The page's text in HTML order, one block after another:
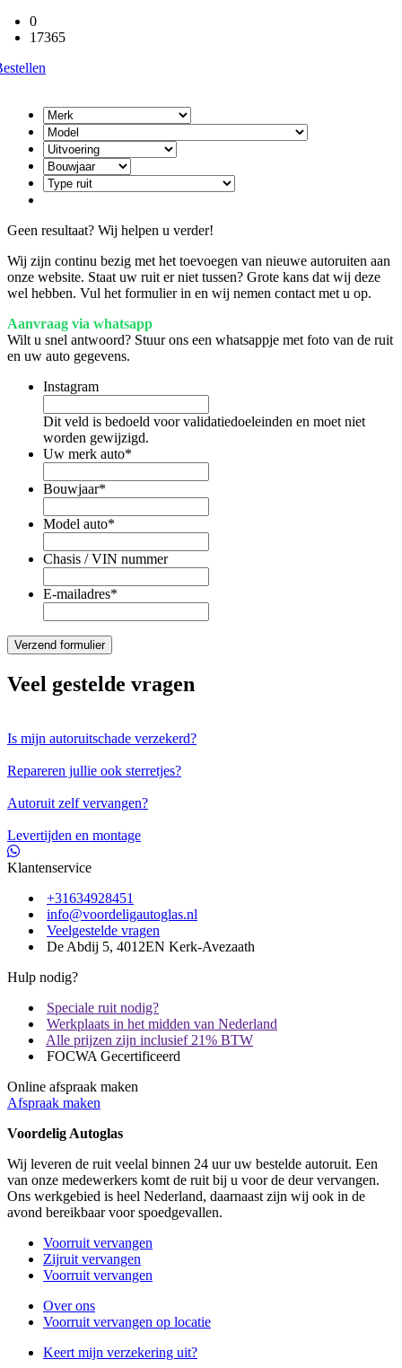
0
17365
Geen resultaat? Wij helpen u verder!
Wij zijn continu bezig met het toevoegen van nieuwe autoruiten aan
onze website. Staat uw ruit er niet tussen? Grote kans dat wij deze
wel hebben. Vul het formulier in en wij nemen contact met u op.
Aanvraag via whatsapp
Wilt u snel antwoord? Stuur ons een whatsappje met foto van de ruit
en uw auto gegevens.
Instagram
Dit veld is bedoeld voor validatiedoeleinden en moet niet
worden gewijzigd.
Uw merk auto*
Bouwjaar*
Model auto*
Chasis / VIN nummer
E-mailadres*
Veel gestelde vragen
Is mijn autoruitschade verzekerd?
Repareren jullie ook sterretjes?
Autoruit zelf vervangen?
Levertijden en montage
Klantenservice
+31634928451
info@voordeligautoglas.nl
Veelgestelde vragen
De Abdij 5, 4012EN Kerk-Avezaath
Hulp nodig?
Speciale ruit nodig?
Werkplaats in het midden van Nederland
Alle prijzen zijn inclusief 21% BTW
FOCWA Gecertificeerd
Online afspraak maken
Afspraak maken
Voordelig Autoglas
Wij leveren de ruit veelal binnen 24 uur uw bestelde autoruit. Een
van onze medewerkers komt de ruit bij u voor de deur vervangen.
Ons werkgebied is heel Nederland, daarnaast zijn wij ook in de
avond bereikbaar voor spoedgevallen.
Voorruit vervangen
Zijruit vervangen
Voorruit vervangen
Over ons
Voorruit vervangen op locatie
Keert mijn verzekering uit?